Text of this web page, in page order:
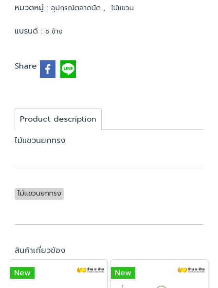
หมวดหมู่ : อุปกรณ์ตลาดนัด , ไม้แขวน
แบรนด์ : ช ช้าง
Share
Product description
ไม้แขวนยกทรง
ไม้แขวนยกทรง
สินค้าเกี่ยวข้อง
New
New